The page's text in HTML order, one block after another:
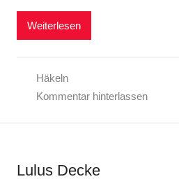
Weiterlesen
Häkeln
Kommentar hinterlassen
Lulus Decke